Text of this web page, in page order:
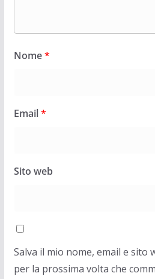
Nome*
Email*
Sito web
Salva il mio nome, email e sito
per la prossima volta che